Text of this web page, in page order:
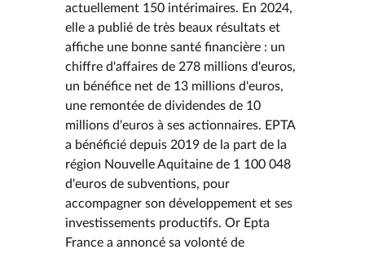
actuellement 150 intérimaires. En 2024,
elle a publié de très beaux résultats et
affiche une bonne santé financière : un
chiffre d'affaires de 278 millions d'euros,
un bénéfice net de 13 millions d'euros,
une remontée de dividendes de 10
millions d'euros à ses actionnaires. EPTA
a bénéficié depuis 2019 de la part de la
région Nouvelle Aquitaine de 1 100 048
d'euros de subventions, pour
accompagner son développement et ses
investissements productifs. Or Epta
France a annoncé sa volonté de